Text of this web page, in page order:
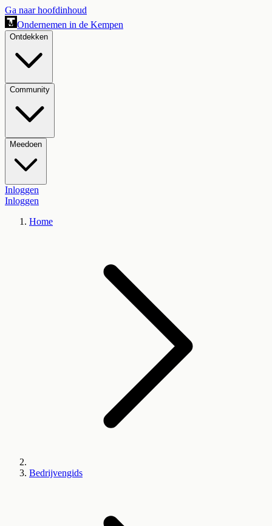
Ga naar hoofdinhoud
Ondernemen in de Kempen
Ontdekken
Community
Meedoen
Inloggen
Inloggen
Home
Bedrijvengids